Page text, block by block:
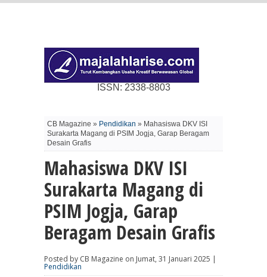
ISSN: 2338-8803
CB Magazine » Pendidikan » Mahasiswa DKV ISI
Surakarta Magang di PSIM Jogja, Garap Beragam
Desain Grafis
Mahasiswa DKV ISI
Surakarta Magang di
PSIM Jogja, Garap
Beragam Desain Grafis
Posted by CB Magazine on Jumat, 31 Januari 2025 |
Pendidikan